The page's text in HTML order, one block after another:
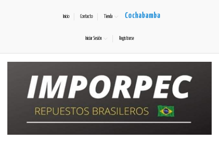
Inicio Contacto Tienda Cochabamba
Iniciar Sesión Registrarse